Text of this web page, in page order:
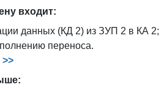
входит:
данных (КД 2) из ЗУП 2 в КА 2;
переноса.